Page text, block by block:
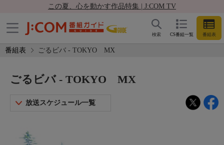
この夏、心を動かす作品特集 | J:COM TV
CS番組一覧 番組表
検索
番組表 ごるビバ - TOKYO MX
ごるビバ - TOKYO MX
放送スケジュール一覧